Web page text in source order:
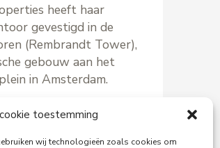
toestemming
wij technologieën zoals cookies om
heeft haar
gevestigd in de
(Rembrandt Tower),
gebouw aan het
in Amsterdam.